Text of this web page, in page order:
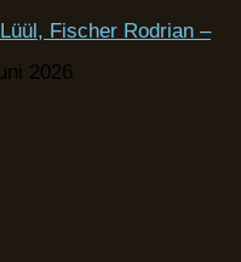
Fischer Rodrian –
2026